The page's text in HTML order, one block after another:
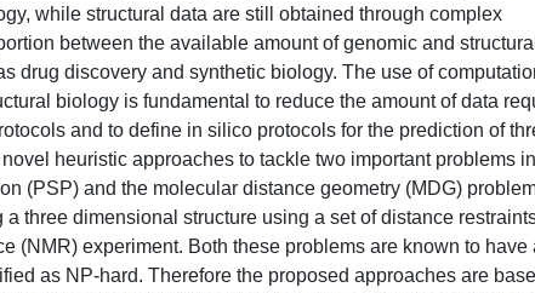
while structural data are still obtained through complex
between the available amount of genomic and structural
drug discovery and synthetic biology. The use of
biology is fundamental to reduce the amount of data
and to define in silico protocols for the prediction of
heuristic approaches to tackle two important problems in
(PSP) and the molecular distance geometry (MDG)
three dimensional structure using a set of distance
(NMR) experiment. Both these problems are known to have
as NP-hard. Therefore the proposed approaches are